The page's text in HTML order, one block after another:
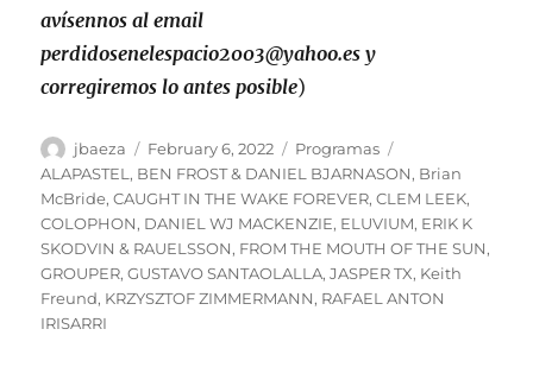
avísennos al email
perdidosenelespacio2003@yahoo.es y
corregiremos lo antes posible)
Author
jbaeza
Posted
on
February 6, 2022 Categories
Programas
ALAPASTEL , BEN FROST & DANIEL BJARNASON, Brian
McBride,CAUGHT IN THE WAKE FOREVER,CLEM LEEK,
COLOPHON, DANIEL WJ MACKENZIE, ELUVIUM, ERIK K
SKODVIN & RAUELSSON, FROM THE MOUTH OF THE SUN,
GROUPER,GUSTAVO SANTAOLALLA,JASPER TX, Keith
Freund, KRZYSZTOF ZIMMERMANN, RAFAEL ANTON
IRISARRI